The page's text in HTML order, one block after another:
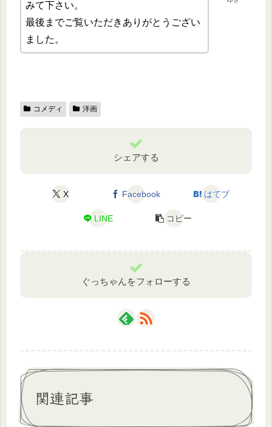
みて下さい。
最後までご覧いただきありがとうござい
ました。
コメディ 洋画
シェアする
X Facebook はてブ
LINE コピー
ぐっちゃんをフォローする
関連記事